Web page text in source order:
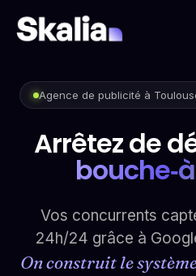
FR
Agence de publicité à
Arrêtez de
Vos concurrents
24h/24 grâce à
On construit le